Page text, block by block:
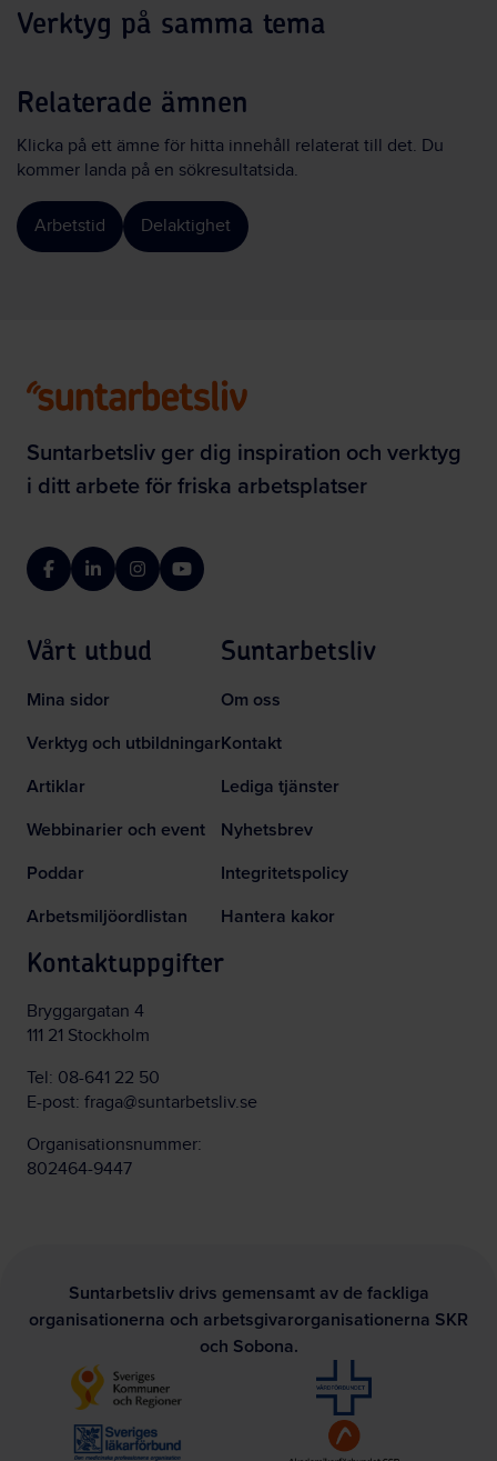
Verktyg på samma tema
Relaterade ämnen
Klicka på ett ämne för hitta innehåll relaterat till det. Du
kommer landa på en sökresultatsida.
Arbetstid Delaktighet
Suntarbetsliv ger dig inspiration och verktyg
i ditt arbete för friska arbetsplatser
FacebookLinkedInInstagramYouTube
Vårt utbud
Mina sidor
Verktyg och utbildningar
Artiklar
Webbinarier och event
Poddar
Arbetsmiljöordlistan
Suntarbetsliv
Om oss
Kontakt
Lediga tjänster
Nyhetsbrev
Integritetspolicy
Hantera kakor
Kontaktuppgifter
Bryggargatan 4
111 21 Stockholm
Tel: 08-641 22 50
E-post: fraga@suntarbetsliv.se
Organisationsnummer:
802464-9447
Suntarbetsliv drivs gemensamt av de fackliga
organisationerna och arbetsgivarorganisationerna SKR
och Sobona.